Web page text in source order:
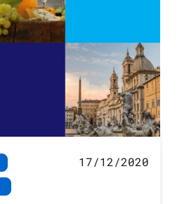
17/12/2020